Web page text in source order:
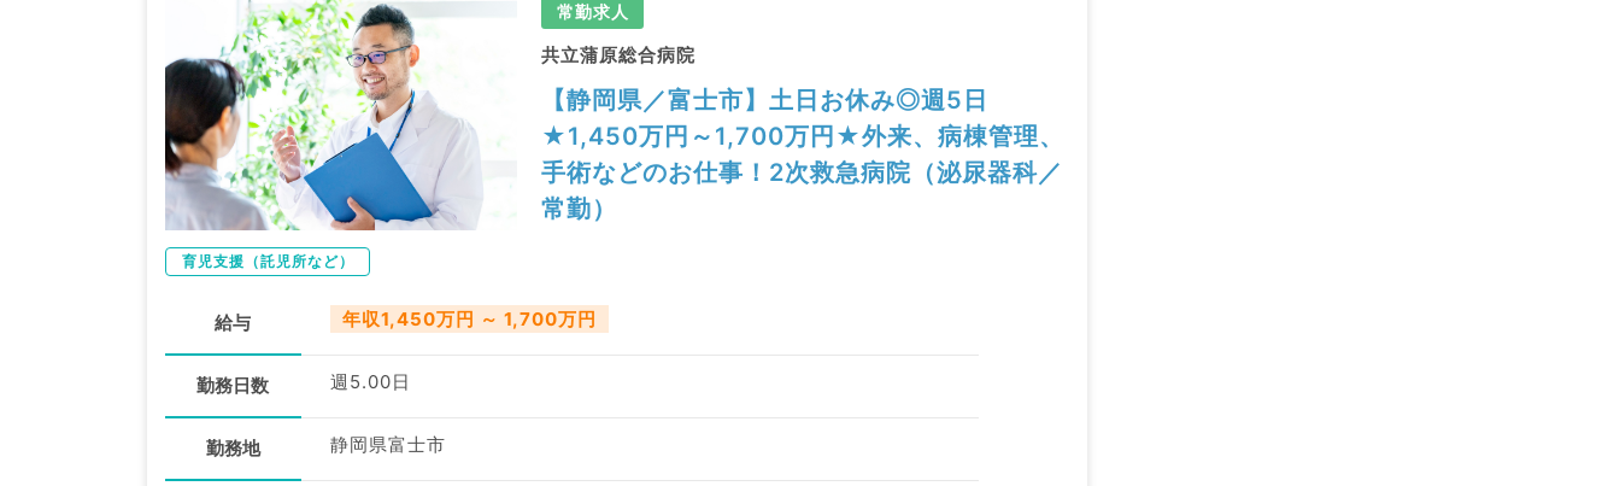
常勤求人
共立蒲原総合病院
【静岡県／富士市】土日お休み◎週5日
★1,450万円～1,700万円★外来、病棟管理、
手術などのお仕事！2次救急病院（泌尿器科／
常勤）
育児支援（託児所など）
給与 年収1,450万円 ～ 1,700万円
勤務日数 週5.00日
勤務地 静岡県富士市